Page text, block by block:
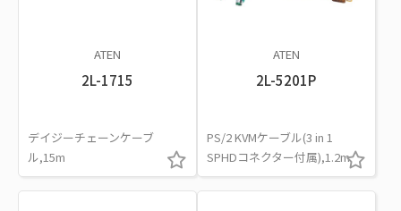
ATEN
2L-1715
デイジーチェーンケーブ
ル,15m
ATEN
2L-5201P
PS/2 KVMケーブル(3 in 1
SPHDコネクター付属),1.2m